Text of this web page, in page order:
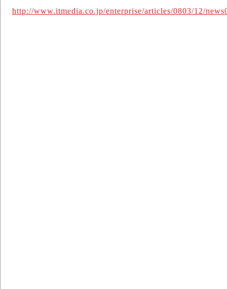
http://www.itmedia.co.jp/enterprise/articles/0803/12/